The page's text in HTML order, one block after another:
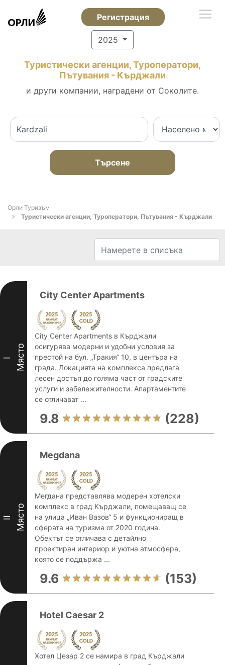
Регистрация
2025
Туристически агенции, Туроператори,
Пътувания - Кърджали
и други компании, наградени от Соколите.
Търсене
Орли Туризъм
Туристически агенции, Туроператори, Пътувания - Кърджали
I Място
City Center Apartments
City Center Apartments в Кърджали
осигурява модерни и удобни условия за
престой на бул. „Тракия“ 10, в центъра на
града. Локацията на комплекса предлага
лесен достъп до голяма част от градските
услуги и забележителности. Апартаментите
се отличават ...
9.8 (228)
II Място
Megdana
Мегдана представлява модерен хотелски
комплекс в град Кърджали, помещаващ се
на улица „Иван Вазов“ 5 и функциониращ в
сферата на туризма от 2020 година.
Обектът се отличава с детайлно
проектиран интериор и уютна атмосфера,
която се поддържа ...
9.6 (153)
Hotel Caesar 2
Хотел Цезар 2 се намира в град Кърджали